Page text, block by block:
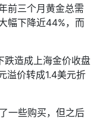
前三个月 黄金总需
幅下降近44%，而
跌造成上海金价收盘
溢价转成1.4美元折
一些购买，但之后